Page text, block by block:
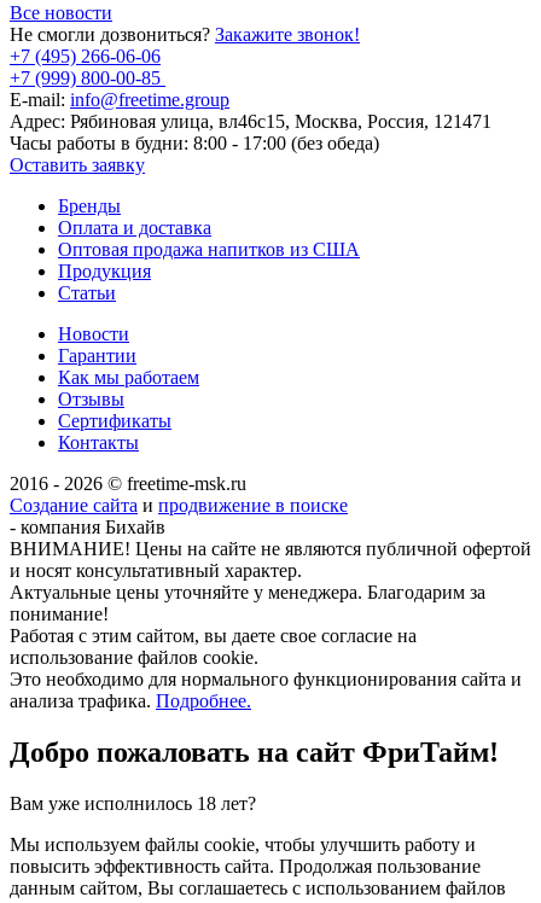
Все новости
Не смогли дозвониться? Закажите звонок!
+7 (495) 266-06-06
+7 (999) 800-00-85
E-mail: info@freetime.group
Адрес: Рябиновая улица, вл46с15, Москва, Россия, 121471
Часы работы в будни: 8:00 - 17:00 (без обеда)
Оставить заявку
Бренды
Оплата и доставка
Оптовая продажа напитков из США
Продукция
Статьи
Новости
Гарантии
Как мы работаем
Отзывы
Сертификаты
Контакты
2016 - 2026 © freetime-msk.ru
Создание сайта и продвижение в поиске
- компания Бихайв
ВНИМАНИЕ! Цены на сайте не являются публичной офертой
и носят консультативный характер.
Актуальные цены уточняйте у менеджера. Благодарим за
понимание!
Работая с этим сайтом, вы даете свое согласие на
использование файлов cookie.
Это необходимо для нормального функционирования сайта и
анализа трафика. Подробнее.
Добро пожаловать на сайт ФриТайм!
Вам уже исполнилось 18 лет?
Мы используем файлы cookie, чтобы улучшить работу и
повысить эффективность сайта. Продолжая пользование
данным сайтом, Вы соглашаетесь с использованием файлов